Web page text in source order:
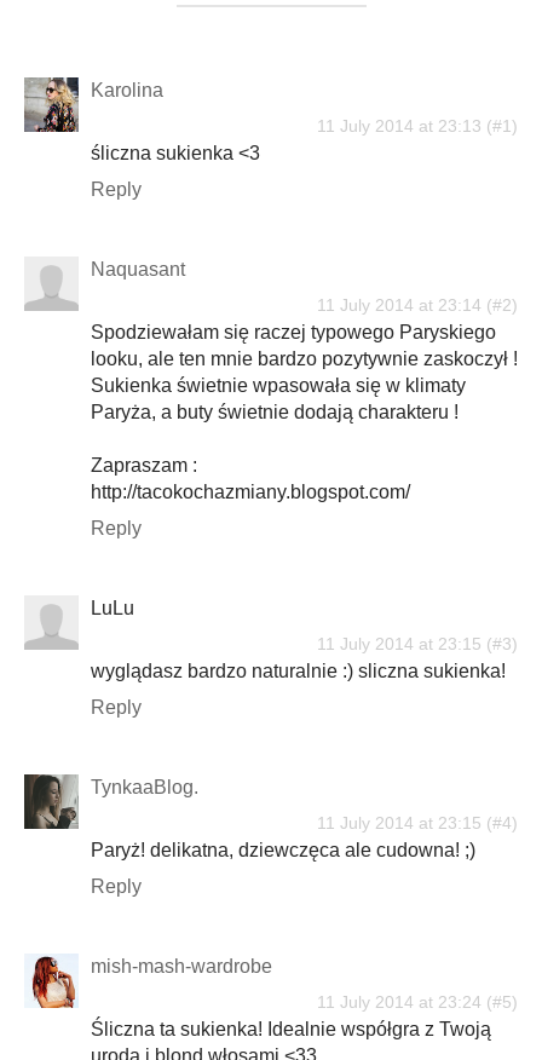
Karolina
11 July 2014 at 23:13
śliczna sukienka <3
Reply
Naquasant
11 July 2014 at 23:14
Spodziewałam się raczej typowego Paryskiego
looku, ale ten mnie bardzo pozytywnie zaskoczył !
Sukienka świetnie wpasowała się w klimaty
Paryża, a buty świetnie dodają charakteru !
Zapraszam :
http://tacokochazmiany.blogspot.com/
Reply
LuLu
11 July 2014 at 23:15
wyglądasz bardzo naturalnie :) sliczna sukienka!
Reply
TynkaaBlog.
11 July 2014 at 23:15
Paryż! delikatna, dziewczęca ale cudowna! ;)
Reply
mish-mash-wardrobe
11 July 2014 at 23:24
Śliczna ta sukienka! Idealnie współgra z Twoją